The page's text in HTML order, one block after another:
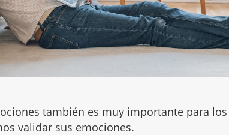
también es muy importante para los
validar sus emociones.